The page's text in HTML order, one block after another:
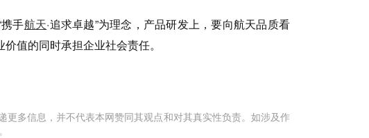
手航天·追求卓越”为理念，产品研发上，要向航天品质看
值的同时承担企业社会责任。
多信息，并不代表本网赞同其观点和对其真实性负责。如涉及作